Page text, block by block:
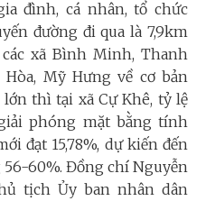
đình, cá nhân, tổ chức
đường đi qua là 7,9km
xã Bình Minh, Thanh
Mỹ Hưng về cơ bản
thì tại xã Cự Khê, tỷ lệ
phóng mặt bằng tính
đạt 15,78%, dự kiến đến
60%. Đồng chí Nguyễn
tịch Ủy ban nhân dân